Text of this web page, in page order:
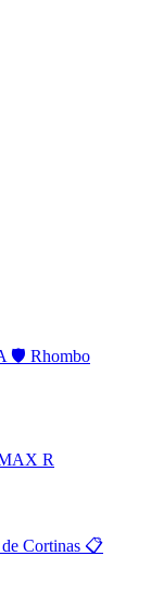
🛡️ Rhombo
R
Cortinas 📋